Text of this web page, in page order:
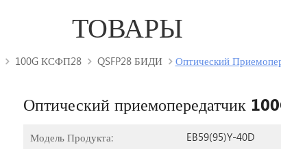
ТОВАРЫ
100G КСФП28 QSFP28 БИДИ Оптический
Оптический приемопередатчик
Модель Продукта: EB59(95)Y-40D